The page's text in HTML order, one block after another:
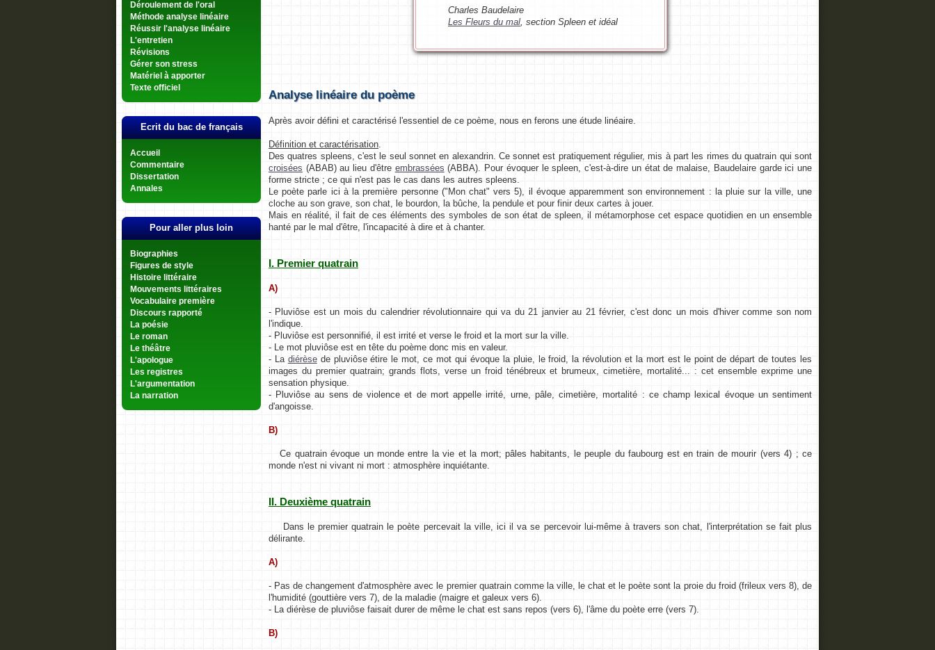
Déroulement de l'oral
Méthode analyse linéaire
Réussir l'analyse linéaire
L'entretien
Révisions
Gérer son stress
Matériel à apporter
Texte officiel
Ecrit du bac de français
Accueil
Commentaire
Dissertation
Annales
Pour aller plus loin
Biographies
Figures de style
Histoire littéraire
Mouvements littéraires
Vocabulaire première
Discours rapporté
La poésie
Le roman
Le théâtre
L'apologue
Les registres
L'argumentation
La narration
Charles Baudelaire
Les Fleurs du mal , section Spleen et idéal
Analyse linéaire du poème
Après avoir défini et caractérisé l'essentiel de ce poème, nous en ferons une étude linéaire.
Définition et caractérisation
Des quatres spleens, c'est le seul sonnet en alexandrin. Ce sonnet est pratiquement régulier, mis à part les rimes du quatrain qui sont
croisées (ABAB) au lieu d'être embrassées (ABBA). Pour évoquer le spleen, c'est-à-dire un état de malaise, Baudelaire garde ici une
forme stricte ; ce qui n'est pas le cas dans les autres spleens.
Le poète parle ici à la première personne ("Mon chat" vers 5), il évoque apparemment son environnement : la pluie sur la ville, une
cloche au son grave, son chat, le bourdon, la bûche, la pendule et pour finir deux cartes à jouer.
Mais en réalité, il fait de ces éléments des symboles de son état de spleen, il métamorphose cet espace quotidien en un ensemble
hanté par le mal d'être, l'incapacité à dire et à chanter.
I. Premier quatrain
A)
- Pluviôse est un mois du calendrier révolutionnaire qui va du 21 janvier au 21 février, c'est donc un mois d'hiver comme son nom
l'indique.
- Pluviôse est personnifié, il est irrité et verse le froid et la mort sur la ville.
- Le mot pluviôse est en tête du poème donc mis en valeur.
- La diérèsede pluviôse étire le mot, ce mot qui évoque la pluie, le froid, la révolution et la mort est le point de départ de toutes les
images du premier quatrain; grands flots, verse un froid ténébreux et brumeux, cimetière, mortalité... : cet ensemble exprime une
sensation physique.
- Pluviôse au sens de violence et de mort appelle irrité, urne, pâle, cimetière, mortalité : ce champ lexical évoque un sentiment
d'angoisse.
B)
Ce quatrain évoque un monde entre la vie et la mort; pâles habitants, le peuple du faubourg est en train de mourir (vers 4) ; ce
monde n'est ni vivant ni mort : atmosphère inquiétante.
II. Deuxième quatrain
Dans le premier quatrain le poète percevait la ville, ici il va se percevoir lui-même à travers son chat, l'interprétation se fait plus
délirante.
A)
- Pas de changement d'atmosphère avec le premier quatrain comme la ville, le chat et le poète sont la proie du froid (frileux vers 8), de
l'humidité (gouttière vers 7), de la maladie (maigre et galeux vers 6).
- La diérèse de pluviôse faisait durer de même le chat est sans repos (vers 6), l'âme du poète erre (vers 7).
B)